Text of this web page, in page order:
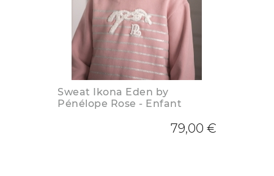
Sweat Ikona Eden by
Pénélope Rose - Enfant
79,00 €